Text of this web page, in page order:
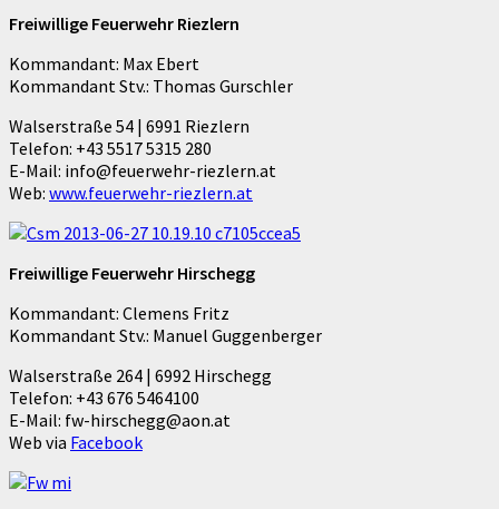
Freiwillige Feuerwehr Riezlern
Kommandant: Max Ebert
Kommandant Stv.: Thomas Gurschler
Walserstraße 54 | 6991 Riezlern
Telefon: +43 5517 5315 280
E-Mail: info@feuerwehr-riezlern.at
Web: www.feuerwehr-riezlern.at
Freiwillige Feuerwehr Hirschegg
Kommandant: Clemens Fritz
Kommandant Stv.: Manuel Guggenberger
Walserstraße 264 | 6992 Hirschegg
Telefon: +43 676 5464100
E-Mail: fw-hirschegg@aon.at
Web via Facebook